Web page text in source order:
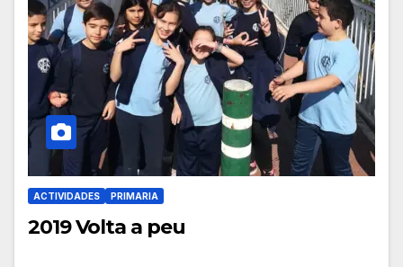
ACTIVIDADES PRIMARIA
2019 Volta a peu